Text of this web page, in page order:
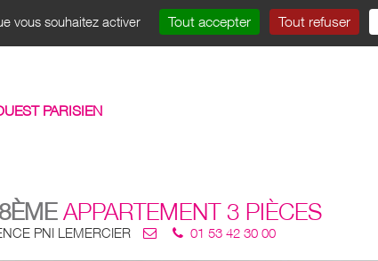
vous souhaitez activer Tout accepter Tout refuser
PARISIEN
GESTION LOCATIVE CONTACT
APPARTEMENT 3 PIÈCES
PNI LEMERCIER 01 53 42 30 00